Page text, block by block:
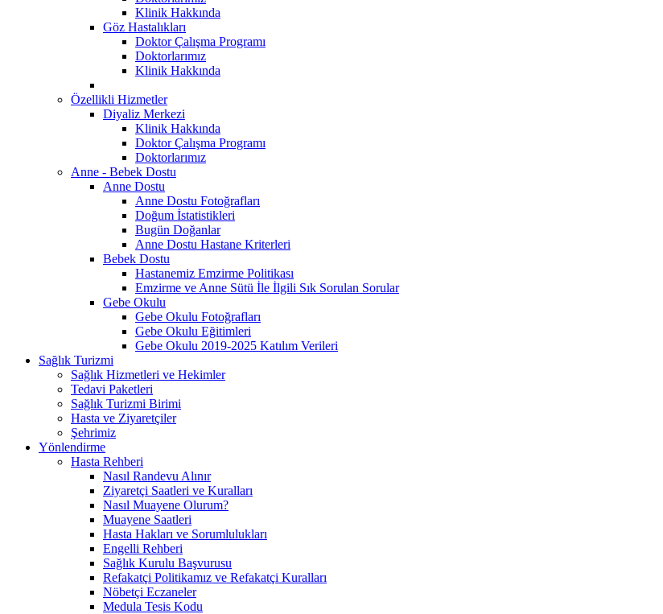
Klinik Hakkında
Göz Hastalıkları
Doktor Çalışma Programı
Doktorlarımız
Klinik Hakkında
Özellikli Hizmetler
Diyaliz Merkezi
Klinik Hakkında
Doktor Çalışma Programı
Doktorlarımız
Anne - Bebek Dostu
Anne Dostu
Anne Dostu Fotoğrafları
Doğum İstatistikleri
Bugün Doğanlar
Anne Dostu Hastane Kriterleri
Bebek Dostu
Hastanemiz Emzirme Politikası
Emzirme ve Anne Sütü İle İlgili Sık Sorulan Sorular
Gebe Okulu
Gebe Okulu Fotoğrafları
Gebe Okulu Eğitimleri
Gebe Okulu 2019-2025 Katılım Verileri
Sağlık Turizmi
Sağlık Hizmetleri ve Hekimler
Tedavi Paketleri
Sağlık Turizmi Birimi
Hasta ve Ziyaretçiler
Şehrimiz
Yönlendirme
Hasta Rehberi
Nasıl Randevu Alınır
Ziyaretçi Saatleri ve Kuralları
Nasıl Muayene Olurum?
Muayene Saatleri
Hasta Hakları ve Sorumlulukları
Engelli Rehberi
Sağlık Kurulu Başvurusu
Refakatçi Politikamız ve Refakatçi Kuralları
Nöbetçi Eczaneler
Medula Tesis Kodu